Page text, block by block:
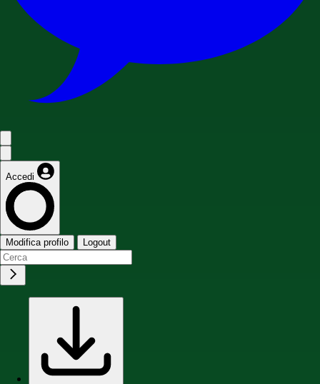
Accedi
Modifica profilo Logout